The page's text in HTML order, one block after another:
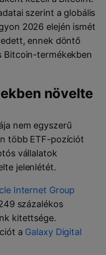
szerint a globális
2026 elején ismét
ennek döntő
Bitcoin-termékekben
növelte
nem egyszerű
több ETF-pozíciót
vállalatok
jelenlétét.
Internet Group
százalékos
kitettsége.
a Galaxy Digital